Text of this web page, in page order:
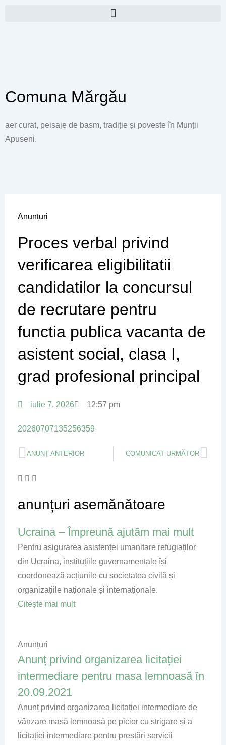
Comuna Mărgău
aer curat, peisaje de basm, tradiție și poveste în Munții
Apuseni.
Anunțuri
Proces verbal privind
verificarea eligibilitatii
candidatilor la concursul
de recrutare pentru
functia publica vacanta de
asistent social, clasa I,
grad profesional principal
iulie 7, 2026 12:57 pm
20260707135256359
Prev
ANUNȚ ANTERIOR COMUNICAT URMĂTOR
anunțuri asemănătoare
Ucraina – Împreună ajutăm mai mult
Pentru asigurarea asistenței umanitare refugiaților
din Ucraina, instituțiile guvernamentale își
coordonează acțiunile cu societatea civilă și
organizațiile naționale și internaționale.
Citește mai mult
Anunțuri
Anunț privind organizarea licitației
intermediare pentru masa lemnoasă în
20.09.2021
Anunț privind organizarea licitației intermediare de
vânzare masă lemnoasă pe picior cu strigare și a
licitației intermediare pentru prestări servicii
Page
Page
PagePage